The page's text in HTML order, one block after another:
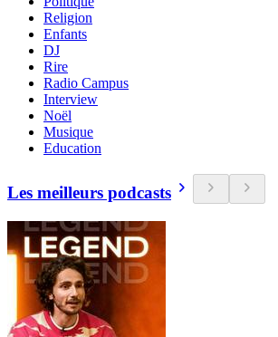
Religion
Enfants
DJ
Rire
Radio Campus
Interview
Noël
Musique
Education
Les meilleurs podcasts